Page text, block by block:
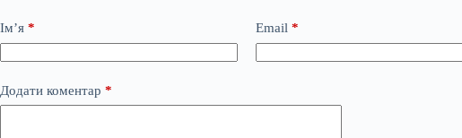
Ім’я * Email *
Додати коментар *